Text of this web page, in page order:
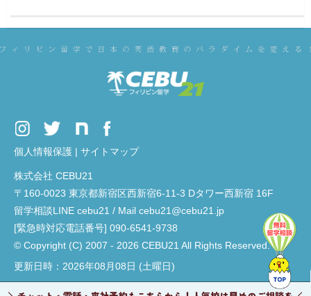
個人情報保護 | サイトマップ
株式会社 CEBU21
〒160-0023 東京都新宿区西新宿6-11-3 Dタワー西新宿 16F
留学相談LINE cebu21 / Mail cebu21@cebu21.jp
[緊急時対応電話番号] 090-6541-9738
© Copyright (C) 2007 - 2026 CEBU21 All Rights Reserved.
更新日時：2026年08月08日 (土曜日)